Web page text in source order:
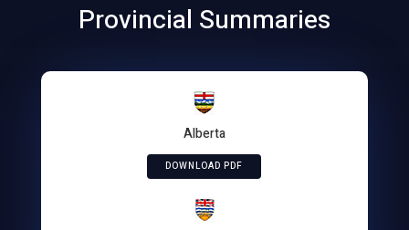
Provincial Summaries
Alberta
DOWNLOAD PDF